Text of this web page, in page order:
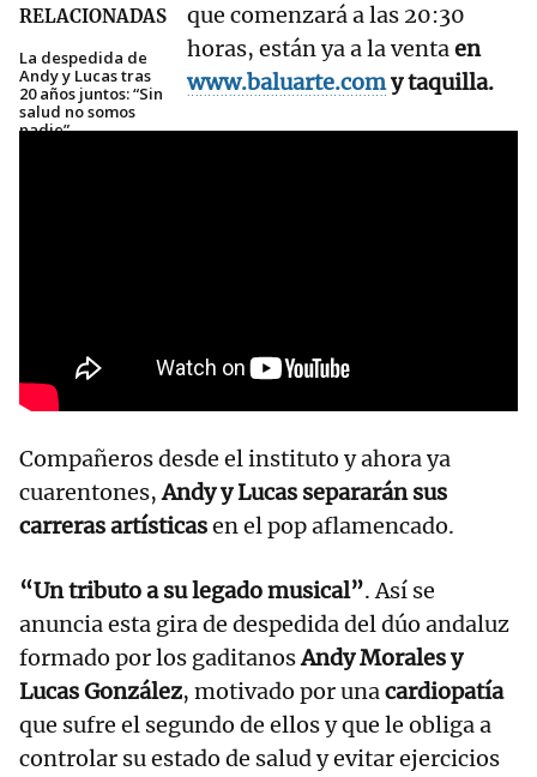
RELACIONADAS
La despedida de
Andy y Lucas tras
20 años juntos: “Sin
salud no somos
nadie”
que comenzará a las 20:30
horas, están ya a la ventaen
www.baluarte.comy taquilla.
Compañeros desde el instituto y ahora ya
cuarentones,Andy y Lucas separarán sus
carreras artísticasen el pop aflamencado.
“Un tributo a su legado musical”. Así se
anuncia esta gira de despedida del dúo andaluz
formado por los gaditanosAndy Morales y
Lucas González, motivado por unacardiopatía
que sufre el segundo de ellos y que le obliga a
controlar su estado de salud y evitar ejercicios